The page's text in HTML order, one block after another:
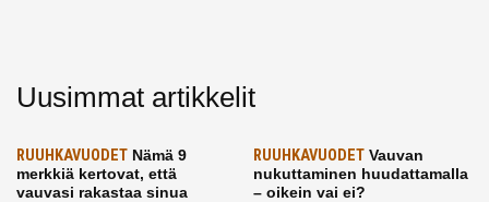
Uusimmat artikkelit
RUUHKAVUODET Nämä 9
merkkiä kertovat, että
vauvasi rakastaa sinua
RUUHKAVUODETVauvan
nukuttaminen huudattamalla
– oikein vai ei?